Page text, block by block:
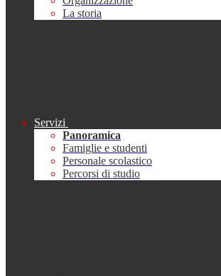
La storia
Servizi
Panoramica
Famiglie e studenti
Personale scolastico
Percorsi di studio